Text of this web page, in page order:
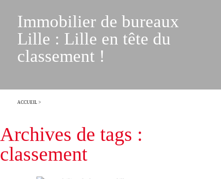
Immobilier de bureaux
Lille : Lille en tête du
classement !
ACCUEIL >
Archives de tags :
classement